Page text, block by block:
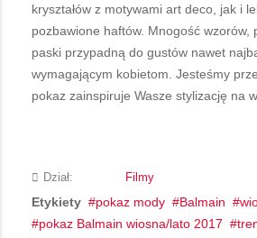
kryształów z motywami art deco, jak i
pozbawione haftów. Mnogość wzorów,
paski przypadną do gustów nawet
wymagającym kobietom. Jesteśmy
pokaz zainspiruje Wasze stylizację na
Dział: Filmy
Etykiety pokaz mody Balmain
pokaz Balmain wiosna/lato 2017